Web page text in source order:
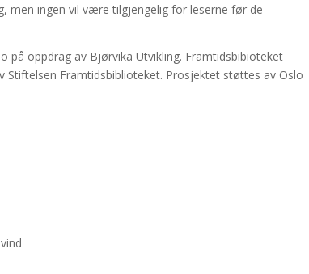
men ingen vil være tilgjengelig for leserne før de
på oppdrag av Bjørvika Utvikling. Framtidsbibioteket
Stiftelsen Framtidsbiblioteket. Prosjektet støttes av Oslo